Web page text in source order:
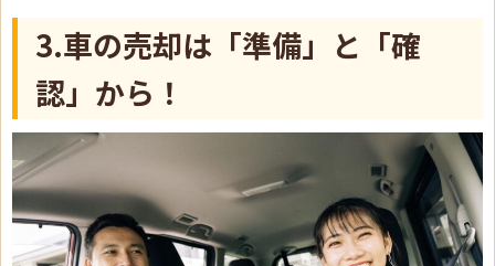
3.車の売却は「準備」と「確
認」から！